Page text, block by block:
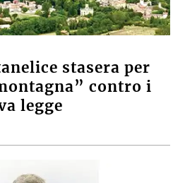
stasera per
contro i
legge